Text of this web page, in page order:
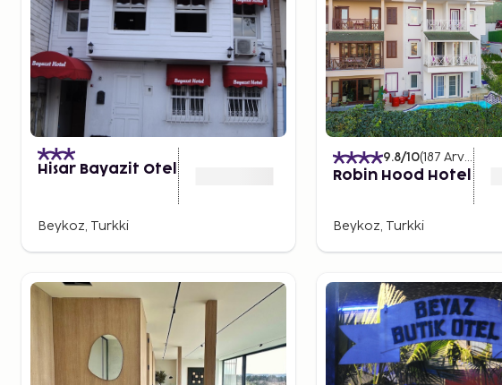
Hisar Bayazit Otel
Beykoz, Turkki
9.8/10(187 Arvostelut
Robin Hood Hotel
Beykoz, Turkki